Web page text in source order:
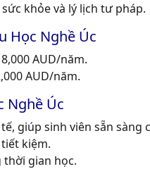
khỏe và lý lịch tư pháp.
Học Nghề Úc
AUD/năm.
AUD/năm.
Nghề Úc
giúp sinh viên sẵn sàng
kiệm.
gian học.